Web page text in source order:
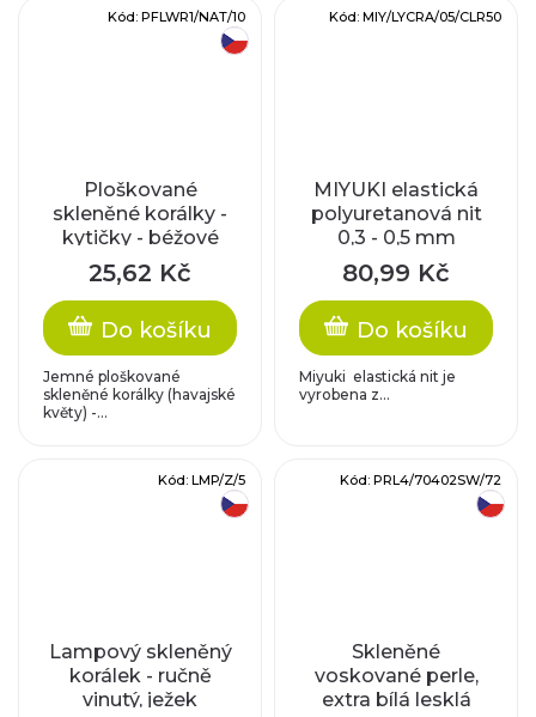
Ploškované
skleněné korálky -
kytičky - béžové
25,62 Kč
Do košíku
Jemné ploškované
skleněné korálky (havajské
květy) -...
Kód: PFLWR1/NAT/10
MIYUKI elastická
polyuretanová nit
0,3 - 0,5 mm
80,99 Kč
Do košíku
Miyuki elastická nit je
vyrobena z...
Kód: MIY/LYCRA/05/CLR50
Lampový skleněný
korálek - ručně
vinutý, ježek
Kód: LMP/Z/5
Skleněné
voskované perle,
extra bílá lesklá
Kód: PRL4/70402SW/72